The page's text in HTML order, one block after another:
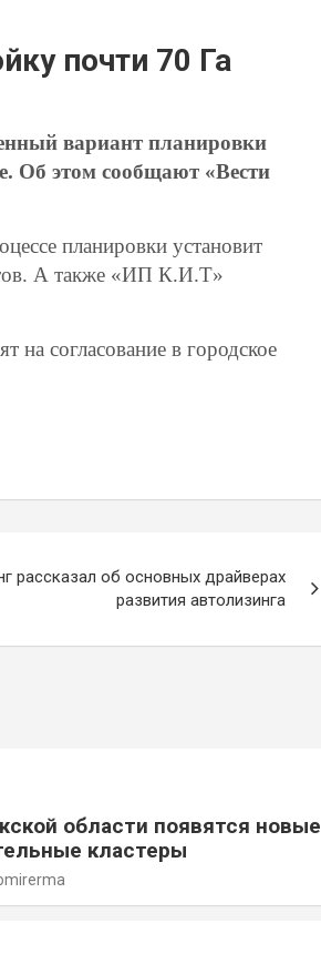
почти 70 Га
вариант планировки
Об этом сообщают «Вести
планировки установит
А также «ИП К.И.Т»
на согласование в городское
рассказал об основных драйверах
развития автолизинга
области появятся новые
кластеры